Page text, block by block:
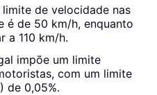
limite de velocidade nas
é de 50 km/h, enquanto
a 110 km/h.
impõe um limite
com um limite
de 0,05%.